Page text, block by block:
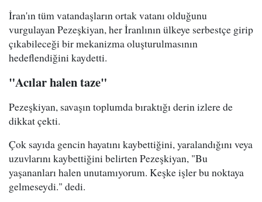
İran'ın tüm vatandaşların ortak vatanı olduğunu
vurgulayan Pezeşkiyan, her İranlının ülkeye serbestçe girip
çıkabileceği bir mekanizma oluşturulmasının
hedeflendiğini kaydetti.
"Acılar halen taze"
Pezeşkiyan, savaşın toplumda bıraktığı derin izlere de
dikkat çekti.
Çok sayıda gencin hayatını kaybettiğini, yaralandığını veya
uzuvlarını kaybettiğini belirten Pezeşkiyan, "Bu
yaşananları halen unutamıyorum. Keşke işler bu noktaya
gelmeseydi." dedi.